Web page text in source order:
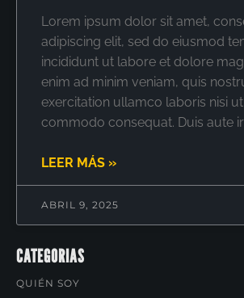
Lorem ipsum dolor sit amet,
adipiscing elit, sed do eiusmod
incididunt ut labore et dolore
enim ad minim veniam, quis
exercitation ullamco laboris nisi
commodo consequat. Duis aute
LEER MÁS »
ABRIL 9, 2025
CATEGORIAS
QUIÉN SOY